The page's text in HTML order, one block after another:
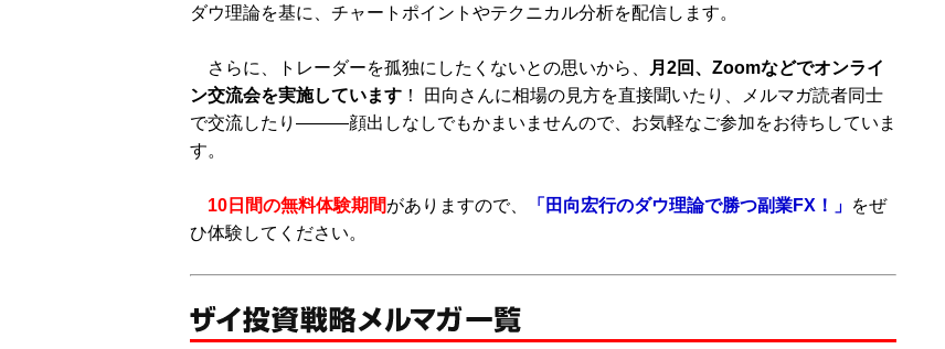
ダウ理論を基に、チャートポイントやテクニカル分析を配信します。
さらに、トレーダーを孤独にしたくないとの思いから、
月2回、Zoomなどでオンライ
ン交流会を実施しています ！ 田向さんに相場の見方を直接聞いたり、メルマガ読者同士
で交流したり―――顔出しなしでもかまいませんので、お気軽なご参加をお待ちしていま
す。
10日間の無料体験期間がありますので、 「田向宏行のダウ理論で勝つ副業FX！」 をぜ
ひ体験してください。